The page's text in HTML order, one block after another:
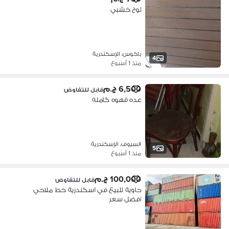
4
لوح خشبي
باكوس، الإسكندرية
منذ 1 أسبوع
5
6,500 ج.م قابل للتفاوض
عده قهوه كامله
السيوف، الإسكندرية
منذ 1 أسبوع
100,000 ج.م قابل للتفاوض
حاوية للبيع في اسكندرية خط ملاحي
افضل سعر